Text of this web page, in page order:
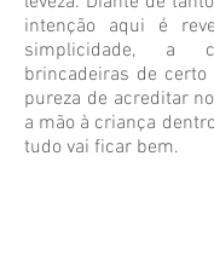
intenção aqui é
simplicidade, a
brincadeiras de certo
pureza de acreditar
a mão à criança
tudo vai ficar bem.